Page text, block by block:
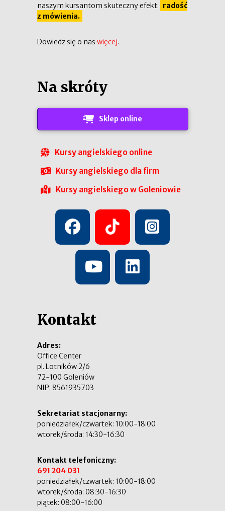
naszym kursantom skuteczny efekt: radość
z mówienia.
Dowiedz się o nas więcej.
Na skróty
Sklep online
Kursy angielskiego online
Kursy angielskiego dla firm
Kursy angielskiego w Goleniowie
Kontakt
Adres:
Office Center
pl. Lotników 2/6
72-100 Goleniów
NIP: 8561935703
Sekretariat stacjonarny:
poniedziałek/czwartek: 10:00-18:00
wtorek/środa: 14:30-16:30
Kontakt telefoniczny:
691 204 031
poniedziałek/czwartek: 10:00-18:00
wtorek/środa: 08:30-16:30
piątek: 08:00-16:00